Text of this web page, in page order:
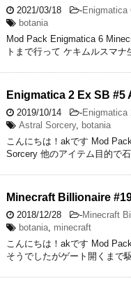
2021/03/18 -Enigmatica
botania
Mod Pack Enigmatica 6
トまで行って ケキムルスマ
Enigmatica 2 Ex SB
2019/10/14 -
Astral Sorcery, botania
こんにちは！akです Mod
Sorcery 他のアイテム目的で
Minecraft Billionaire
2018/12/28 -Minecraft
botania, minecraft
こんにちは！akです Mod
そうでしたがゲート開くまで